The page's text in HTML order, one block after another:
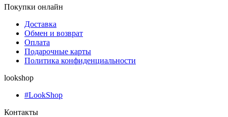
Покупки онлайн
Доставка
Обмен и возврат
Оплата
Подарочные карты
Политика конфиденциальности
lookshop
#LookShop
Контакты